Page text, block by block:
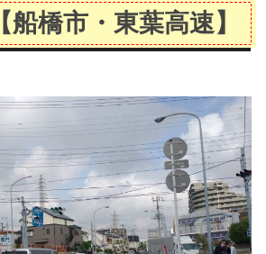
【船橋市・東葉高速】